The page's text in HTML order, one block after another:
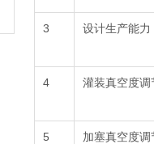
3 设计生产能力
4 灌装真空度调
5 加塞真空度调